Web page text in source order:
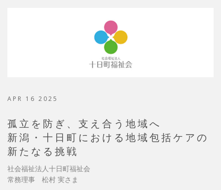
APR 16 2025
孤立を防ぎ、支え合う地域へ
新潟・十日町における地域包括ケアの
新たなる挑戦
社会福祉法人十日町福祉会
常務理事 松村 実さま